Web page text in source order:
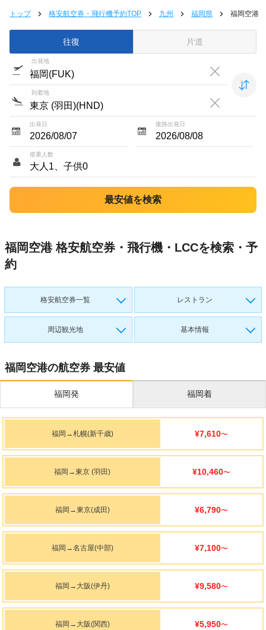
トップ 格安航空券・飛行機予約TOP 九州 福岡県 福岡空港
往復 片道
出発地
到着地
出発日 復路出発日
搭乗人数
福岡空港 格安航空券・飛行機・LCCを検索・予
約
格安航空券一覧 レストラン
周辺観光地 基本情報
福岡空港の航空券 最安値
福岡発 福岡着
福岡 →札幌(新千歳) ¥7,610〜
福岡 →東京 (羽田) ¥10,460〜
福岡 →東京(成田) ¥6,790〜
福岡 →名古屋(中部) ¥7,100〜
福岡 → 大阪(伊丹) ¥9,580〜
福岡 → 大阪(関西) ¥5,950〜